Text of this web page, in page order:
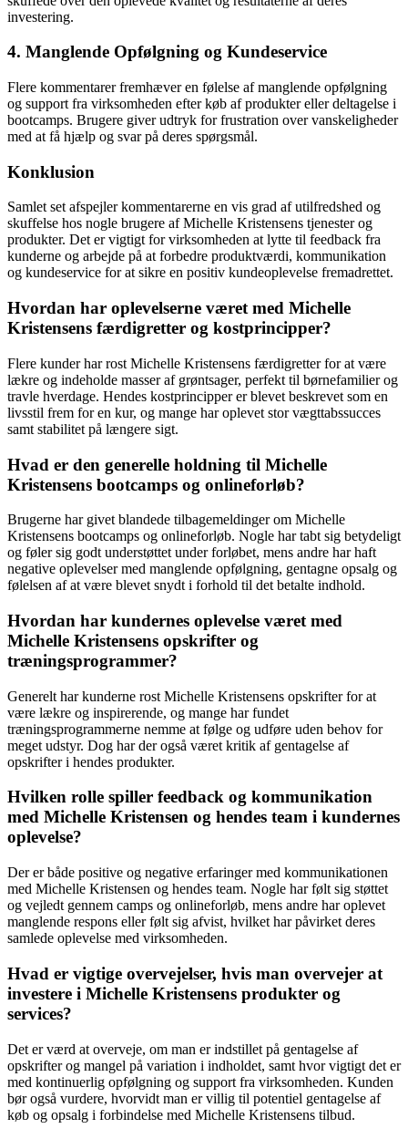
investering.
4. Manglende Opfølgning og Kundeservice
Flere kommentarer fremhæver en følelse af manglende opfølgning
og support fra virksomheden efter køb af produkter eller deltagelse i
bootcamps. Brugere giver udtryk for frustration over vanskeligheder
med at få hjælp og svar på deres spørgsmål.
Konklusion
Samlet set afspejler kommentarerne en vis grad af utilfredshed og
skuffelse hos nogle brugere af Michelle Kristensens tjenester og
produkter. Det er vigtigt for virksomheden at lytte til feedback fra
kunderne og arbejde på at forbedre produktværdi, kommunikation
og kundeservice for at sikre en positiv kundeoplevelse fremadrettet.
Hvordan har oplevelserne været med Michelle
Kristensens færdigretter og kostprincipper?
Flere kunder har rost Michelle Kristensens færdigretter for at være
lækre og indeholde masser af grøntsager, perfekt til børnefamilier og
travle hverdage. Hendes kostprincipper er blevet beskrevet som en
livsstil frem for en kur, og mange har oplevet stor vægttabssucces
samt stabilitet på længere sigt.
Hvad er den generelle holdning til Michelle
Kristensens bootcamps og onlineforløb?
Brugerne har givet blandede tilbagemeldinger om Michelle
Kristensens bootcamps og onlineforløb. Nogle har tabt sig betydeligt
og føler sig godt understøttet under forløbet, mens andre har haft
negative oplevelser med manglende opfølgning, gentagne opsalg og
følelsen af at være blevet snydt i forhold til det betalte indhold.
Hvordan har kundernes oplevelse været med
Michelle Kristensens opskrifter og
træningsprogrammer?
Generelt har kunderne rost Michelle Kristensens opskrifter for at
være lækre og inspirerende, og mange har fundet
træningsprogrammerne nemme at følge og udføre uden behov for
meget udstyr. Dog har der også været kritik af gentagelse af
opskrifter i hendes produkter.
Hvilken rolle spiller feedback og kommunikation
med Michelle Kristensen og hendes team i kundernes
oplevelse?
Der er både positive og negative erfaringer med kommunikationen
med Michelle Kristensen og hendes team. Nogle har følt sig støttet
og vejledt gennem camps og onlineforløb, mens andre har oplevet
manglende respons eller følt sig afvist, hvilket har påvirket deres
samlede oplevelse med virksomheden.
Hvad er vigtige overvejelser, hvis man overvejer at
investere i Michelle Kristensens produkter og
services?
Det er værd at overveje, om man er indstillet på gentagelse af
opskrifter og mangel på variation i indholdet, samt hvor vigtigt det er
med kontinuerlig opfølgning og support fra virksomheden. Kunden
bør også vurdere, hvorvidt man er villig til potentiel gentagelse af
køb og opsalg i forbindelse med Michelle Kristensens tilbud.